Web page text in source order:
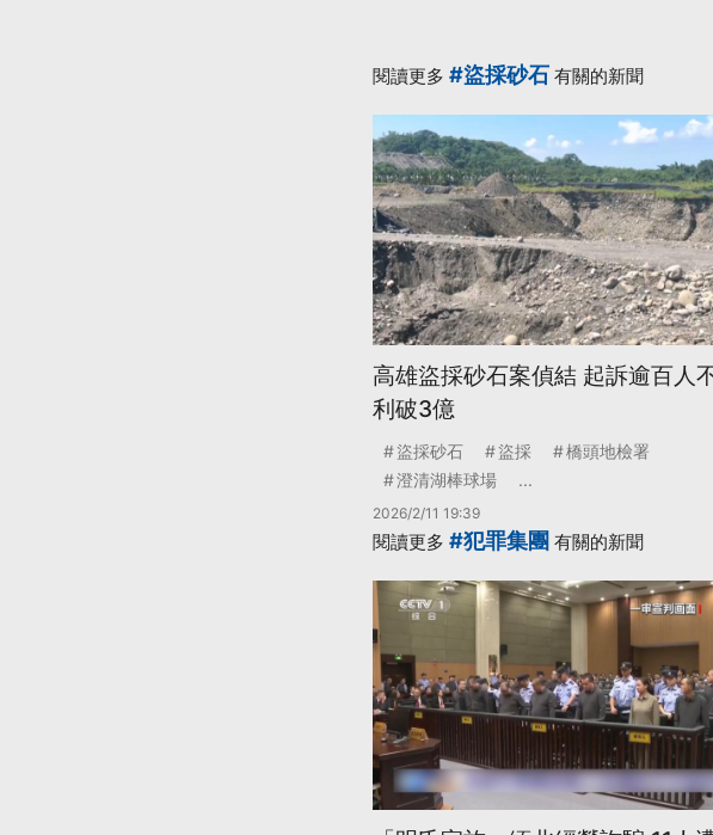
閱讀更多 #盜採砂石 有關的新聞
高雄盜採砂石案偵結 起訴逾百人
利破3億
盜採砂石 盜採
橋頭地檢署
澄清湖棒球場
...
2026/2/11 19:39
閱讀更多 #犯罪集團 有關的新聞